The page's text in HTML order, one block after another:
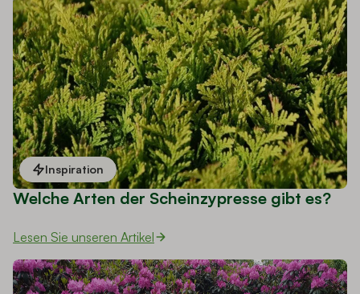
Inspiration
Welche Arten der Scheinzypresse gibt es?
Lesen Sie unseren Artikel